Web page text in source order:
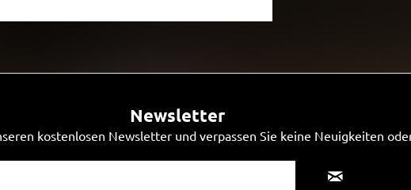
Newsletter
kostenlosen Newsletter und verpassen Sie keine Neuigkeiten